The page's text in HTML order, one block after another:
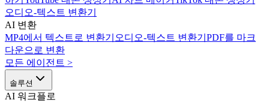
오디오-텍스트 변환기
AI 변환
MP4에서 텍스트로 변환기 오디오-텍스트 변환기 PDF를 마크
다운으로 변환
모든 에이전트 >
솔루션
AI 워크플로